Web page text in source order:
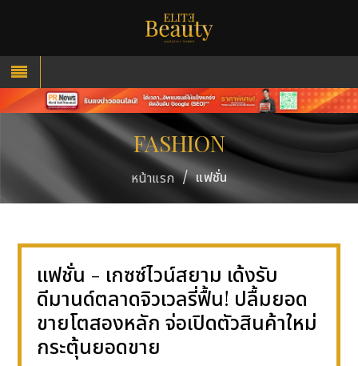
FASHION
หน้าแรก / แฟชั่น
แฟชั่น - เกซซ์ไวน์สยาม เด้งรับ
ดีมานด์ตลาดจิวเวลรี่ฟื้น! ปลื้มยอด
ขายโตสองหลัก จ่อเปิดตัวสินค้าใหม่
กระตุ้นยอดขาย